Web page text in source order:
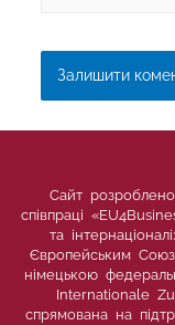
Сайт
співпраці
та
Європейським
німецькою
Internationale
спрямована на